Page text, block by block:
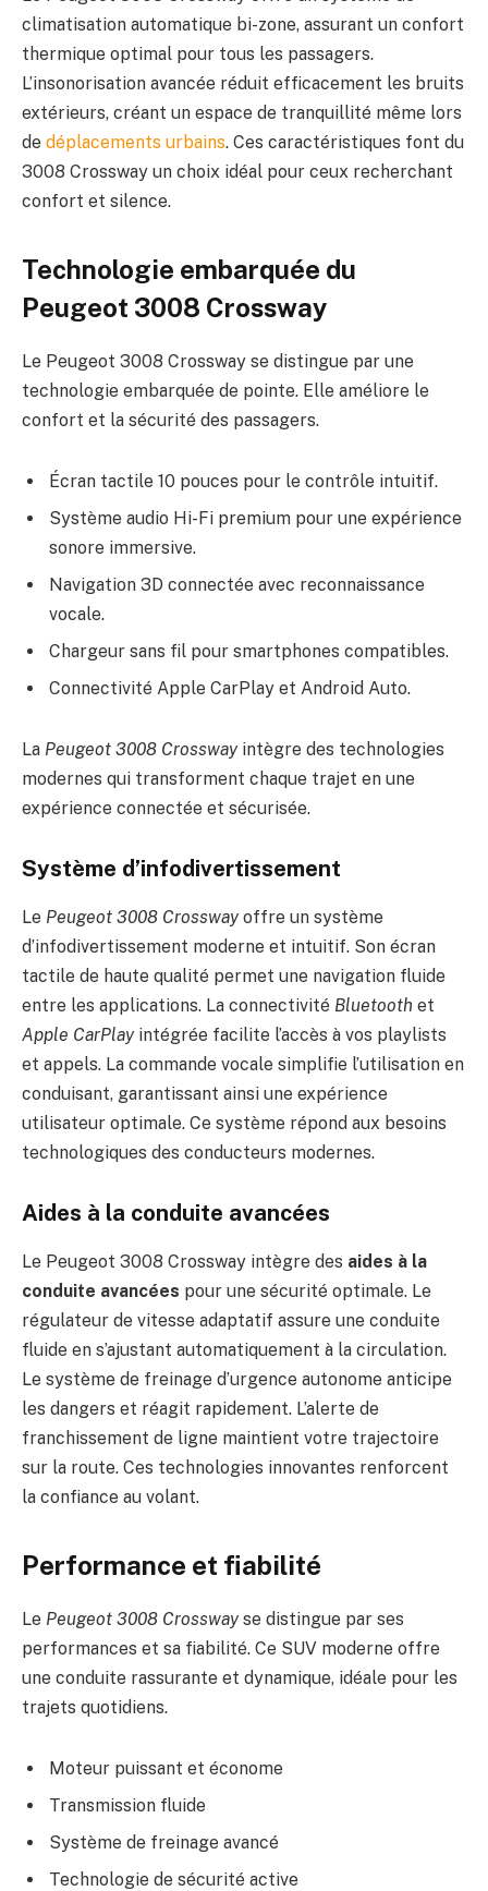
climatisation automatique bi-zone, assurant un confort
thermique optimal pour tous les passagers.
L’insonorisation avancée réduit efficacement les bruits
extérieurs, créant un espace de tranquillité même lors
de déplacements urbains. Ces caractéristiques font du
3008 Crossway un choix idéal pour ceux recherchant
confort et silence.
Technologie embarquée du
Peugeot 3008 Crossway
Le Peugeot 3008 Crossway se distingue par une
technologie embarquée de pointe. Elle améliore le
confort et la sécurité des passagers.
Écran tactile 10 pouces pour le contrôle intuitif.
Système audio Hi-Fi premium pour une expérience
sonore immersive.
Navigation 3D connectée avec reconnaissance
vocale.
Chargeur sans fil pour smartphones compatibles.
Connectivité Apple CarPlay et Android Auto.
La Peugeot 3008 Crosswayintègre des technologies
modernes qui transforment chaque trajet en une
expérience connectée et sécurisée.
Système d’infodivertissement
Le Peugeot 3008 Crosswayoffre un système
d’infodivertissement moderne et intuitif. Son écran
tactile de haute qualité permet une navigation fluide
entre les applications. La connectivité Bluetooth et
Apple CarPlayintégrée facilite l’accès à vos playlists
et appels. La commande vocale simplifie l’utilisation en
conduisant, garantissant ainsi une expérience
utilisateur optimale. Ce système répond aux besoins
technologiques des conducteurs modernes.
Aides à la conduite avancées
Le Peugeot 3008 Crossway intègre des aides à la
conduite avancées pour une sécurité optimale. Le
régulateur de vitesse adaptatif assure une conduite
fluide en s’ajustant automatiquement à la circulation.
Le système de freinage d’urgence autonome anticipe
les dangers et réagit rapidement. L’alerte de
franchissement de ligne maintient votre trajectoire
sur la route. Ces technologies innovantes renforcent
la confiance au volant.
Performance et fiabilité
Le Peugeot 3008 Crosswayse distingue par ses
performances et sa fiabilité. Ce SUV moderne offre
une conduite rassurante et dynamique, idéale pour les
trajets quotidiens.
Moteur puissant et économe
Transmission fluide
Système de freinage avancé
Technologie de sécurité active